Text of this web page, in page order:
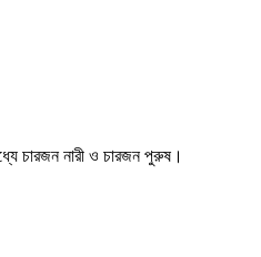
চারজন নারী ও চারজন পুরুষ।